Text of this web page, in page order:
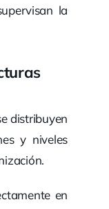
la
distribuyen
y niveles
en